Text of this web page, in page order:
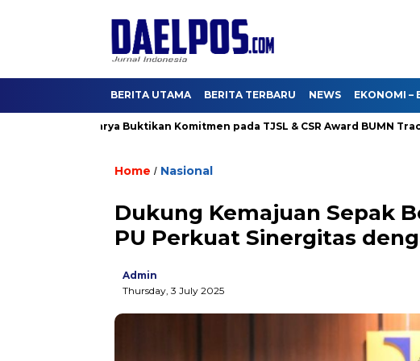
BERITA UTAMA BERITA TERBARU NEWS EKONOMI –
Karya Buktikan Komitmen pada TJSL & CSR Award BUMN Track 2026
Home / Nasional
Dukung Kemajuan Sepak
PU Perkuat Sinergitas
Admin
Thursday, 3 July 2025